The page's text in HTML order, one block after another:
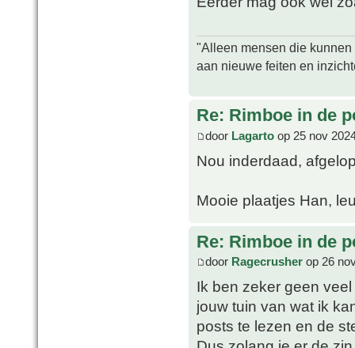
"Alleen mensen die
aan nieuwe feiten en
Re: Rimboe in de
door Lagarto op 25 nov
Nou inderdaad,
Mooie plaatjes Han,
Re: Rimboe in de
door Ragecrusher op 26
Ik ben zeker geen
jouw tuin van wat ik
posts te lezen en de